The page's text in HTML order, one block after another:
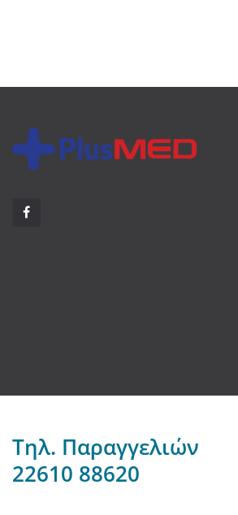
Τηλ. Παραγγελιών
22610 88620